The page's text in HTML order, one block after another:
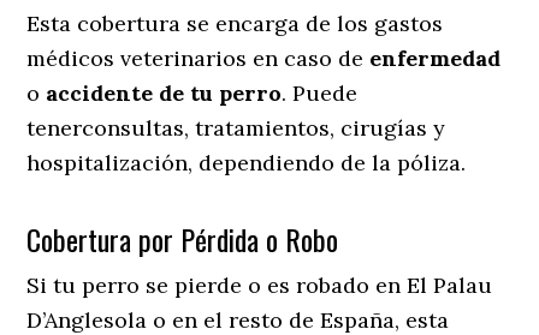
Esta cobertura se encarga de los gastos
médicos veterinarios en caso de enfermedad
o accidente de tu perro. Puede
tenerconsultas, tratamientos, cirugías y
hospitalización, dependiendo de la póliza.
Cobertura por Pérdida o Robo
Si tu perro se pierde o es robado en El Palau
D’Anglesola o en el resto de España, esta